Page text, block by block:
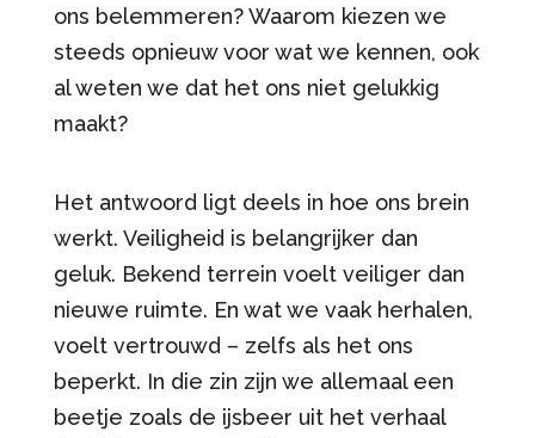
ons belemmeren? Waarom kiezen we
steeds opnieuw voor wat we kennen, ook
al weten we dat het ons niet gelukkig
maakt?
Het antwoord ligt deels in hoe ons brein
werkt. Veiligheid is belangrijker dan
geluk. Bekend terrein voelt veiliger dan
nieuwe ruimte. En wat we vaak herhalen,
voelt vertrouwd – zelfs als het ons
beperkt. In die zin zijn we allemaal een
beetje zoals de ijsbeer uit het verhaal